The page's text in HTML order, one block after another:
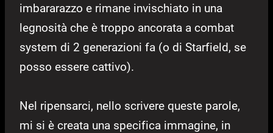
imbararazzo e rimane invischiato in una
legnosità che è troppo ancorata a combat
system di 2 generazioni fa (o di Starfield, se
posso essere cattivo).
Nel ripensarci, nello scrivere queste parole,
mi si è creata una specifica immagine, in